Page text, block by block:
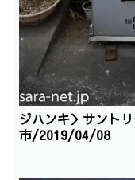
ジハンキ＞サント
市/2019/04/08